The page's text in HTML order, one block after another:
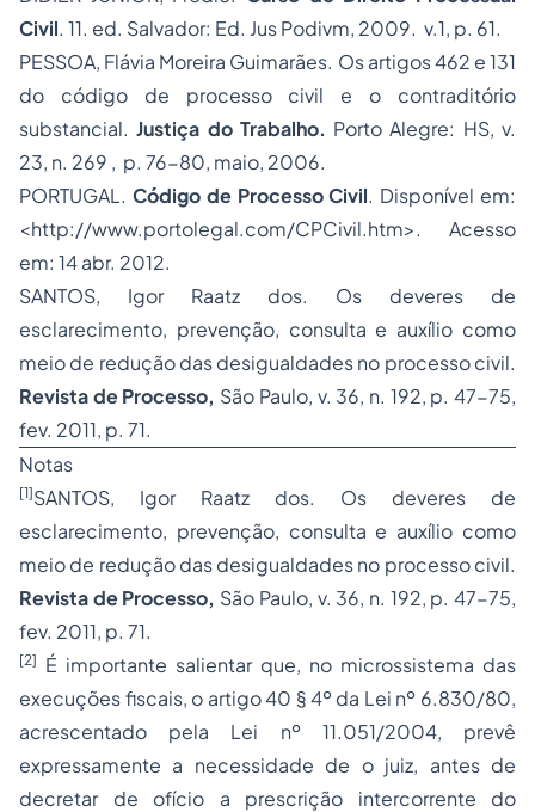
Civil. 11. ed. Salvador: Ed. Jus Podivm, 2009. v.1, p. 61.
PESSOA, Flávia Moreira Guimarães. Os artigos 462 e 131
do código de processo civil e o contraditório
substancial.Justiça do Trabalho. Porto Alegre: HS, v.
23, n. 269 , p. 76-80, maio, 2006.
PORTUGAL. Código de Processo Civil. Disponível em:
<http://www.portolegal.com/CPCivil.htm>. Acesso
em: 14 abr. 2012.
SANTOS, Igor Raatz dos. Os deveres de
esclarecimento, prevenção, consulta e auxílio como
meio de redução das desigualdades no processo civil.
Revista de Processo, São Paulo, v. 36, n. 192, p. 47-75,
fev. 2011, p. 71.
Notas
[1]SANTOS, Igor Raatz dos. Os deveres de
esclarecimento, prevenção, consulta e auxílio como
meio de redução das desigualdades no processo civil.
Revista de Processo, São Paulo, v. 36, n. 192, p. 47-75,
fev. 2011, p. 71.
[2] É importante salientar que, no microssistema das
execuções fiscais, o artigo 40 § 4º da Lei nº 6.830/80,
acrescentado pela Lei nº 11.051/2004, prevê
expressamente a necessidade de o juiz, antes de
decretar de ofício a prescrição intercorrente do